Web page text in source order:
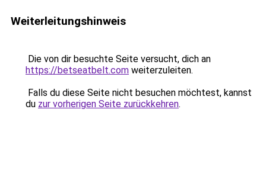
Weiterleitungshinweis
Die von dir besuchte Seite versucht, dich an
https://betseatbelt.com weiterzuleiten.
Falls du diese Seite nicht besuchen möchtest, kannst
du zur vorherigen Seite zurückkehren.